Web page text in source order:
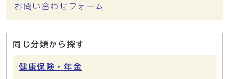
お問い合わせフォーム
同じ分類から探す
健康保険・年金